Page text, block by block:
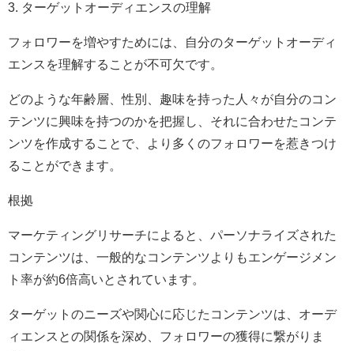
3. ターゲットオーディエンスの理解
フォロワーを増やすためには、自分のターゲットオーディ
エンスを理解することが不可欠です。
どのような年齢層、性別、趣味を持った人々が自分のコン
テンツに興味を持つのかを把握し、それに合わせたコンテ
ンツを作成することで、より多くのフォロワーを惹きつけ
ることができます。
根拠
マーケティングリサーチによると、パーソナライズされた
コンテンツは、一般的なコンテンツよりもエンゲージメン
ト率が約6倍高いとされています。
ターゲットのニーズや関心に応じたコンテンツは、オーデ
ィエンスとの関係を深め、フォロワーの獲得に繋がりま